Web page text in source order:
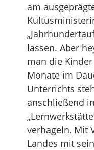
am
lassen. Aber
man die
Monate im
Unterrichts
anschließend
verhageln. Mit
Landes mit